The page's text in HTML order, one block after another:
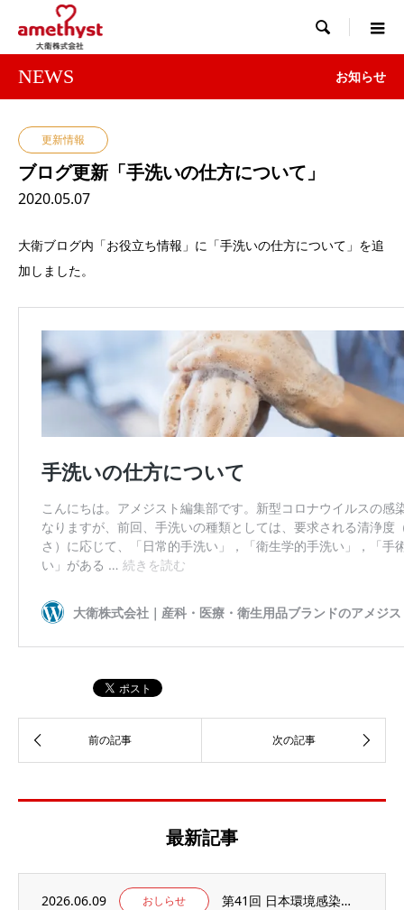

NEWS お知らせ
更新情報
ブログ更新「手洗いの仕方について」
2020.05.07
大衛ブログ内「お役立ち情報」に「手洗いの仕方について」を追
加しました。
最新記事
2026.06.09 おしらせ 第41回 日本環境感染学会総会・学術集会の併設展示ブースに出展いたします。